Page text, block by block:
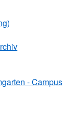
- Campus